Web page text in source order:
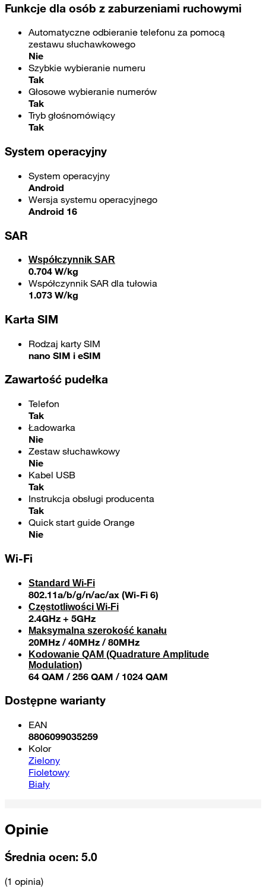
Funkcje dla osób z zaburzeniami ruchowymi
Automatyczne odbieranie telefonu za pomocą
zestawu słuchawkowego
Nie
Szybkie wybieranie numeru
Tak
Głosowe wybieranie numerów
Tak
Tryb głośnomówiący
Tak
System operacyjny
System operacyjny
Android
Wersja systemu operacyjnego
Android 16
SAR
Współczynnik SAR
0.704 W/kg
Współczynnik SAR dla tułowia
1.073 W/kg
Karta SIM
Rodzaj karty SIM
nano SIM i eSIM
Zawartość pudełka
Telefon
Tak
Ładowarka
Nie
Zestaw słuchawkowy
Nie
Kabel USB
Tak
Instrukcja obsługi producenta
Tak
Quick start guide Orange
Nie
Wi-Fi
Standard Wi-Fi
802.11a/b/g/n/ac/ax (Wi-Fi 6)
Częstotliwości Wi-Fi
2.4GHz + 5GHz
Maksymalna szerokość kanału
20MHz / 40MHz / 80MHz
Kodowanie QAM (Quadrature Amplitude
Modulation)
64 QAM / 256 QAM / 1024 QAM
Dostępne warianty
EAN
8806099035259
Kolor
Zielony
Fioletowy
Biały
Opinie
Średnia ocen: 5.0
(1 opinia)